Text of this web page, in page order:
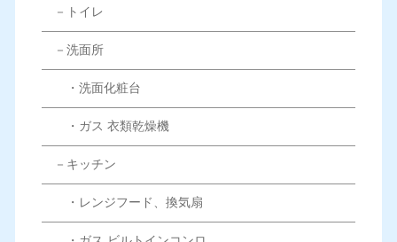
－トイレ
－洗面所
・洗面化粧台
・ガス 衣類乾燥機
－キッチン
・レンジフード、換気扇